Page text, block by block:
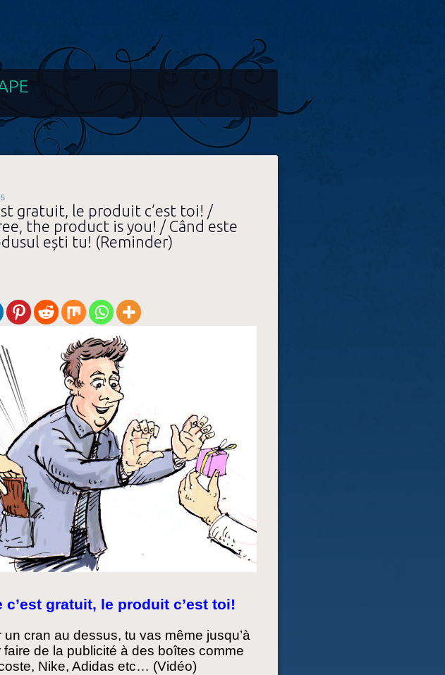
gratuit, le produit c’est toi! /
the product is you! / Când este
ești tu! (Reminder)
c’est gratuit, le produit c’est toi!
un cran au dessus, tu vas même jusqu’à
faire de la publicité à des boîtes comme
Nike, Adidas etc… (Vidéo)